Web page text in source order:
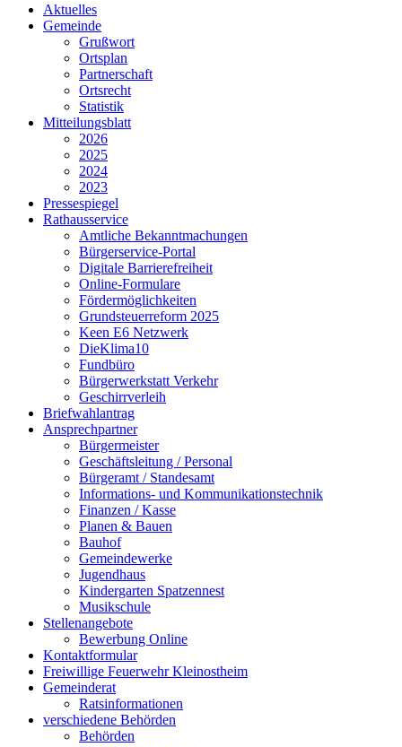
Aktuelles
Gemeinde
Grußwort
Ortsplan
Partnerschaft
Ortsrecht
Statistik
Mitteilungsblatt
2026
2025
2024
2023
Pressespiegel
Rathausservice
Amtliche Bekanntmachungen
Bürgerservice-Portal
Digitale Barrierefreiheit
Online-Formulare
Fördermöglichkeiten
Grundsteuerreform 2025
Keen E6 Netzwerk
DieKlima10
Fundbüro
Bürgerwerkstatt Verkehr
Geschirrverleih
Briefwahlantrag
Ansprechpartner
Bürgermeister
Geschäftsleitung / Personal
Bürgeramt / Standesamt
Informations- und Kommunikationstechnik
Finanzen / Kasse
Planen & Bauen
Bauhof
Gemeindewerke
Jugendhaus
Kindergarten Spatzennest
Musikschule
Stellenangebote
Bewerbung Online
Kontaktformular
Freiwillige Feuerwehr Kleinostheim
Gemeinderat
Ratsinformationen
verschiedene Behörden
Behörden